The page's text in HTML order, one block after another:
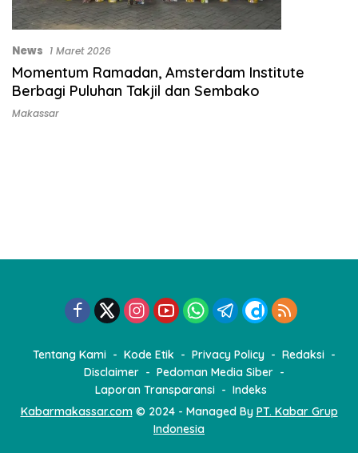
News 1 Maret 2026
Momentum Ramadan, Amsterdam Institute
Berbagi Puluhan Takjil dan Sembako
Makassar
Tentang Kami Kode Etik Privacy Policy
Redaksi
Disclaimer
Pedoman Media Siber
Laporan Transparansi
Indeks
Kabarmakassar.com© 2024 - Managed By PT. Kabar Grup
Indonesia